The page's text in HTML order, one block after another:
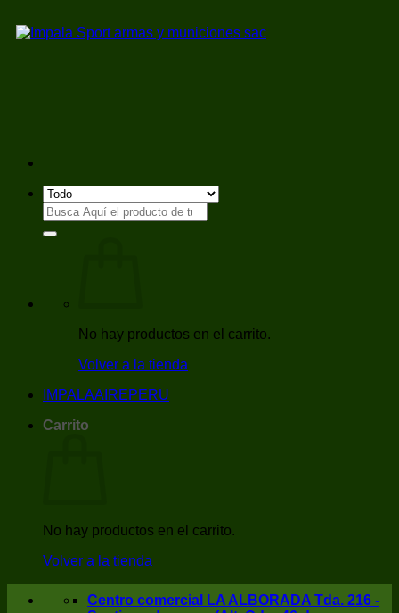
al
Buscar
por:
No hay productos en el carrito.
Volver a la tienda
IMPALAAIREPERU
Carrito
No hay productos en el carrito.
Volver a la tienda
Centro comercial LA ALBORADA Tda. 216 -